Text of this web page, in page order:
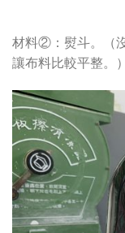
材料②：熨斗。（
讓布料比較平整。）